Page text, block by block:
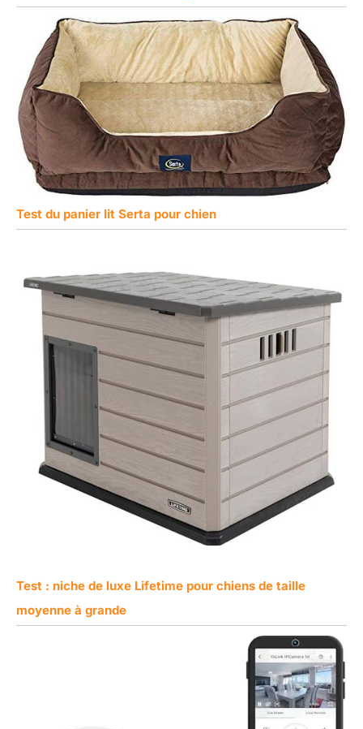
Test du panier lit Serta pour chien
Test : niche de luxe Lifetime pour chiens de taille
moyenne à grande